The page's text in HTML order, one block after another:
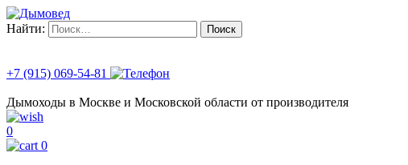
Найти:
+7 (915) 069-54-81
Дымоходы в Москве и Московской области от производителя
0
0